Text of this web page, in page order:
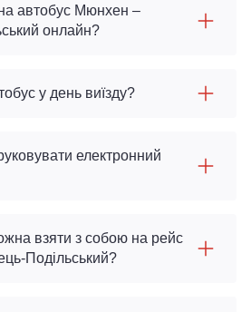
автобус Мюнхен –
онлайн?
у день виїзду?
електронний
взяти з собою на рейс
Подільський?